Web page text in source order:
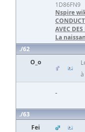
1D86FN9
Nspire
AVEC
La
62
O_o
-
63
Fei